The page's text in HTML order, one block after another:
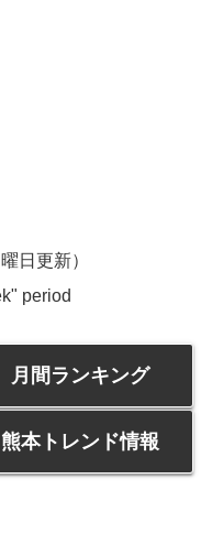
日更新）
period
月間ランキング
熊本トレンド情報